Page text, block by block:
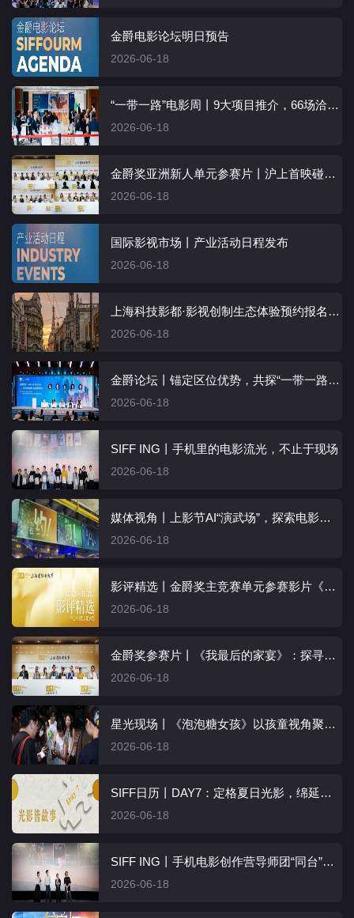
金爵电影论坛明日预告
2026-06-18
“一带一路”电影周丨9大项目推介，66场洽谈对接，影视合作推介会精准又高效
2026-06-18
金爵奖亚洲新人单元参赛片丨沪上首映碰撞交流火花，多元视角诠释人间百态
2026-06-18
国际影视市场丨产业活动日程发布
2026-06-18
上海科技影都·影视创制生态体验预约报名开启
2026-06-18
金爵论坛丨锚定区位优势，共探“一带一路”影视合作新机
2026-06-18
SIFF ING丨手机里的电影流光，不止于现场
2026-06-18
媒体视角丨上影节AI“演武场”，探索电影的另外一种可能
2026-06-18
影评精选丨金爵奖主竞赛单元参赛影片《我最后的家宴》
2026-06-18
金爵奖参赛片丨《我最后的家宴》：探寻身份认同，捕捉克制隐忍
2026-06-18
星光现场丨《泡泡糖女孩》以孩童视角聚焦成长困境，观众直呼戳中心事
2026-06-18
SIFF日历丨DAY7：定格夏日光影，绵延城市文脉
2026-06-18
SIFF ING丨手机电影创作营导师团“同台”演绎，多维视角赋能移动影像表达
2026-06-18